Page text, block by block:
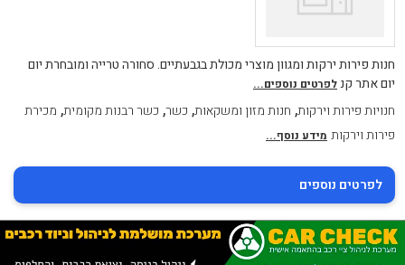
חנות פירות ירקות ומגוון מוצרי מכולת בגבעתיים. סחורה טרייה ומובחרת יום
יום אתר קנלפרטים נוספים...
חנויות פירות וירקות, חנות מזון ומשקאות, כשר, כשר רבנות מקומית, מכירת
פירות וירקות מידע נוסף...
לפרטים נוספים